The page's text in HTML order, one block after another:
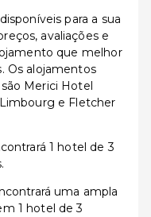
para a sua
avaliações e
que melhor
Os alojamentos
Merici Hotel
e Fletcher
1 hotel de 3
uma ampla
1 hotel de 3